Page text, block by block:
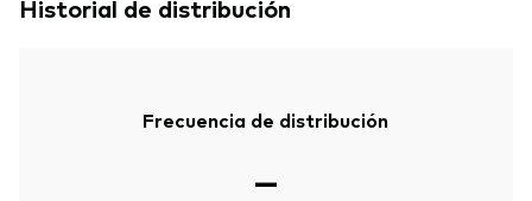
Historial de distribución
Frecuencia de distribución
—